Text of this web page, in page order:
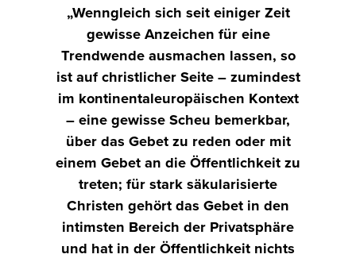
„Wenngleich sich seit einiger Zeit
gewisse Anzeichen für eine
Trendwende ausmachen lassen, so
ist auf christlicher Seite – zumindest
im kontinentaleuropäischen Kontext
– eine gewisse Scheu bemerkbar,
über das Gebet zu reden oder mit
einem Gebet an die Öffentlichkeit zu
treten; für stark säkularisierte
Christen gehört das Gebet in den
intimsten Bereich der Privatsphäre
und hat in der Öffentlichkeit nichts